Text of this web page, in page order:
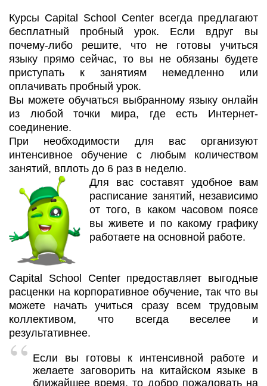
Курсы Capital School Center всегда предлагают
бесплатный пробный урок. Если вдруг вы
почему-либо решите, что не готовы учиться
языку прямо сейчас, то вы не обязаны будете
приступать к занятиям немедленно или
оплачивать пробный урок.
Вы можете обучаться выбранному языку онлайн
из любой точки мира, где есть Интернет-
соединение.
При необходимости для вас организуют
интенсивное обучение с любым количеством
занятий, вплоть до 6 раз в неделю.
Для вас составят удобное вам
расписание занятий, независимо
от того, в каком часовом поясе
вы живете и по какому графику
работаете на основной работе.
Capital School Center предоставляет выгодные
расценки на корпоративное обучение, так что вы
можете начать учиться сразу всем трудовым
коллективом, что всегда веселее и
результативнее.
Если вы готовы к интенсивной работе и
желаете заговорить на китайском языке в
ближайшее время, то добро пожаловать на